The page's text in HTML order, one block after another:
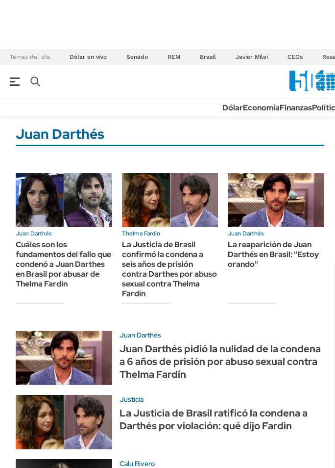
Temas del día Dólar en vivo Senado REM Brasil Javier Milei CEOs
Banco de Datos
FINANZAS
Dólar
Mercados
ÁMBITO DEBATE
MEDIAKIT AMBITO DEBATE
ENERGY REPORT
POLÍTICA
Nacional
Municipios
URUGUAY
TECNOLOGÍA
OPINIÓN
INFORMACIÓN GENERAL
ESPECTÁCULOS
DEPORTES
LIFESTYLE
AUTOS
DólarEconomíaFinanzas
Juan Darthés
Juan Darthés
Cuáles son los
fundamentos del fallo que
condenó a Juan Darthes
en Brasil por abusar de
Thelma Fardin
Thelma Fardín
La Justicia de Brasil
confirmó la condena a
seis años de prisión
contra Darthes por abuso
sexual contra Thelma
Fardín
Juan Darthés
La reaparición de Juan
Darthés en Brasil: "Estoy
orando"
Juan Darthés
Juan Darthés pidió la nulidad de la condena
a 6 años de prisión por abuso sexual contra
Thelma Fardín
Justicia
La Justicia de Brasil ratificó la condena a
Darthés por violación: qué dijo Fardin
Calu Rivero